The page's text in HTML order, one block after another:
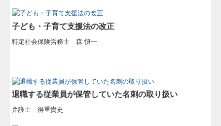
子ども・子育て支援法の改正
特定社会保険労務士 森 慎一
退職する従業員が保管していた名刺の取り扱い
弁護士 得重貴史